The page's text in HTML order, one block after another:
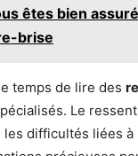
êtes bien
brise
temps de lire des
Le
les difficultés liées